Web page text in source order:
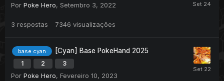
Por Poke Hero, Setembro 3, 2022
3 respostas 7346 visualizações
base cyan [Cyan] Base PokeHand 2025
1 2 3
Por Poke Hero, Fevereiro 10, 2023